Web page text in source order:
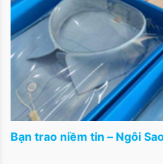
Bạn trao niềm tin – Ngôi